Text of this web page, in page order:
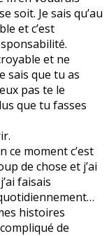
soit. Je sais qu’au
et c’est
et ne
sais que tu as
pas te le
que tu fasses
ce moment c’est
de chose et j’ai
faisais
histoires
de